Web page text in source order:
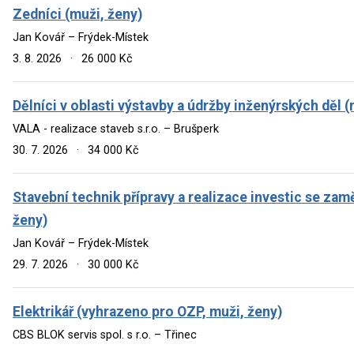
Zedníci (muži, ženy)
Jan Kovář – Frýdek-Místek
3. 8. 2026
· 26 000 Kč
Dělníci v oblasti výstavby a údržby inženýrských děl
VALA - realizace staveb s.r.o. – Brušperk
30. 7. 2026
· 34 000 Kč
Stavební technik přípravy a realizace investic se
ženy)
Jan Kovář – Frýdek-Místek
29. 7. 2026
· 30 000 Kč
Elektrikář (vyhrazeno pro OZP, muži, ženy)
CBS BLOK servis spol. s r.o. – Třinec